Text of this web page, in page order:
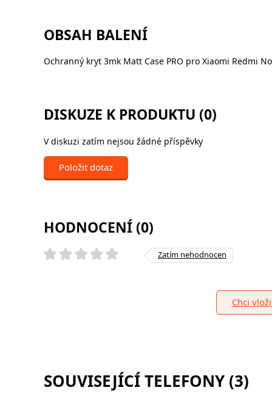
OBSAH BALENÍ
Ochranný kryt 3mk Matt Case PRO pro Xiaomi Redmi
DISKUZE K PRODUKTU (0)
V diskuzi zatím nejsou žádné příspěvky
Položit dotaz
HODNOCENÍ (0)
Zatím nehodnocen
Chci
SOUVISEJÍCÍ TELEFONY (3)